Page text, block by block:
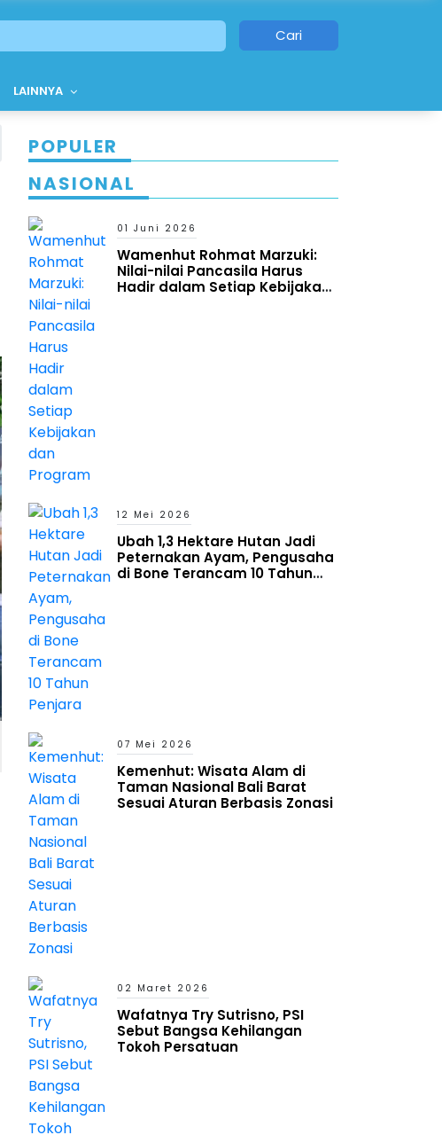
Cari
LAINNYA
POPULER
NASIONAL
01 Juni 2026
Wamenhut Rohmat Marzuki:
Nilai-nilai Pancasila Harus
Hadir dalam Setiap Kebijakan
12 Mei 2026
Ubah 1,3 Hektare Hutan Jadi
Peternakan Ayam, Pengusaha
di Bone Terancam 10 Tahun
07 Mei 2026
Kemenhut: Wisata Alam di
Taman Nasional Bali Barat
Sesuai Aturan Berbasis Zonasi
02 Maret 2026
Wafatnya Try Sutrisno, PSI
Sebut Bangsa Kehilangan
Tokoh Persatuan